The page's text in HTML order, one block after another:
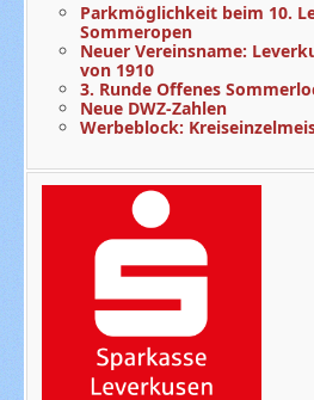
Parkmöglichkeit beim 10.
Sommeropen
Neuer Vereinsname:
von 1910
3. Runde Offenes
Neue DWZ-Zahlen
Werbeblock: